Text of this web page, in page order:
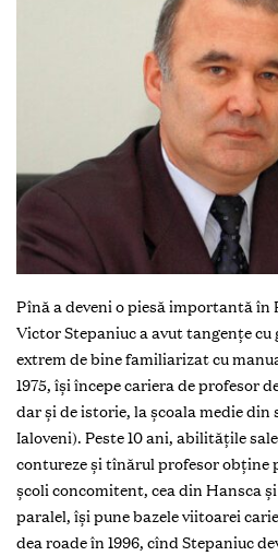
Pînă a deveni o piesă importantă
Victor Stepaniuc a avut tangenţe
extrem de bine familiarizat cu
1975, îşi începe cariera de profesor
dar şi de istorie, la şcoala medie
Ialoveni). Peste 10 ani, abilităţile
contureze şi tînărul profesor obţine
şcoli concomitent, cea din Hansca
paralel, îşi pune bazele viitoarei
dea roade în 1996, cînd Stepaniuc